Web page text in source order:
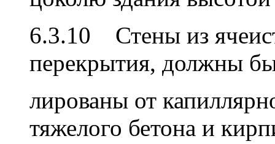
6.3.10 Стены из
перекрытия, должны
лированы от
тяжелого бетона и